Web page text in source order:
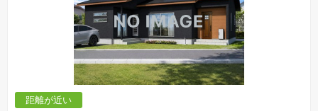
距離が近い